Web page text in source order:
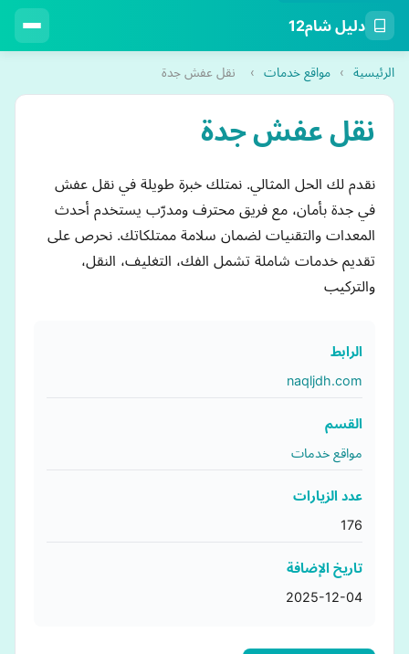
دليل شام12
الرئيسية › مواقع خدمات › نقل عفش جدة
نقل عفش جدة
نقدم لك الحل المثالي. نمتلك خبرة طويلة في نقل عفش
في جدة بأمان، مع فريق محترف ومدرّب يستخدم أحدث
المعدات والتقنيات لضمان سلامة ممتلكاتك. نحرص على
تقديم خدمات شاملة تشمل الفك، التغليف، النقل،
والتركيب
الرابط
naqljdh.com
القسم
مواقع خدمات
عدد الزيارات
176
تاريخ الإضافة
2025-12-04